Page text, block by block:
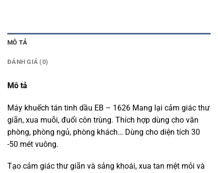
MÔ TẢ
ĐÁNH GIÁ (0)
Mô tả
Máy khuếch tán tinh dầu EB – 1626 Mang lại cảm giác thư
giãn, xua muỗi, đuổi côn trùng. Thích hợp dùng cho văn
phòng, phòng ngủ, phòng khách… Dùng cho diện tích 30
-50 mét vuông.
Tạo cảm giác thư giãn và sảng khoái, xua tan mệt mỏi và